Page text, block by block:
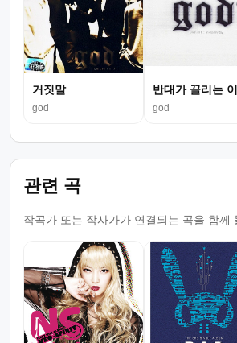
거짓말
god
반대가 끌리는
god
관련 곡
작곡가 또는 작사가가 연결되는 곡을 함께